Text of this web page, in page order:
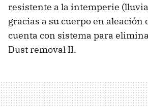
resistente a la intemperie
gracias a su cuerpo en aleación
cuenta con sistema para
Dust removal II.